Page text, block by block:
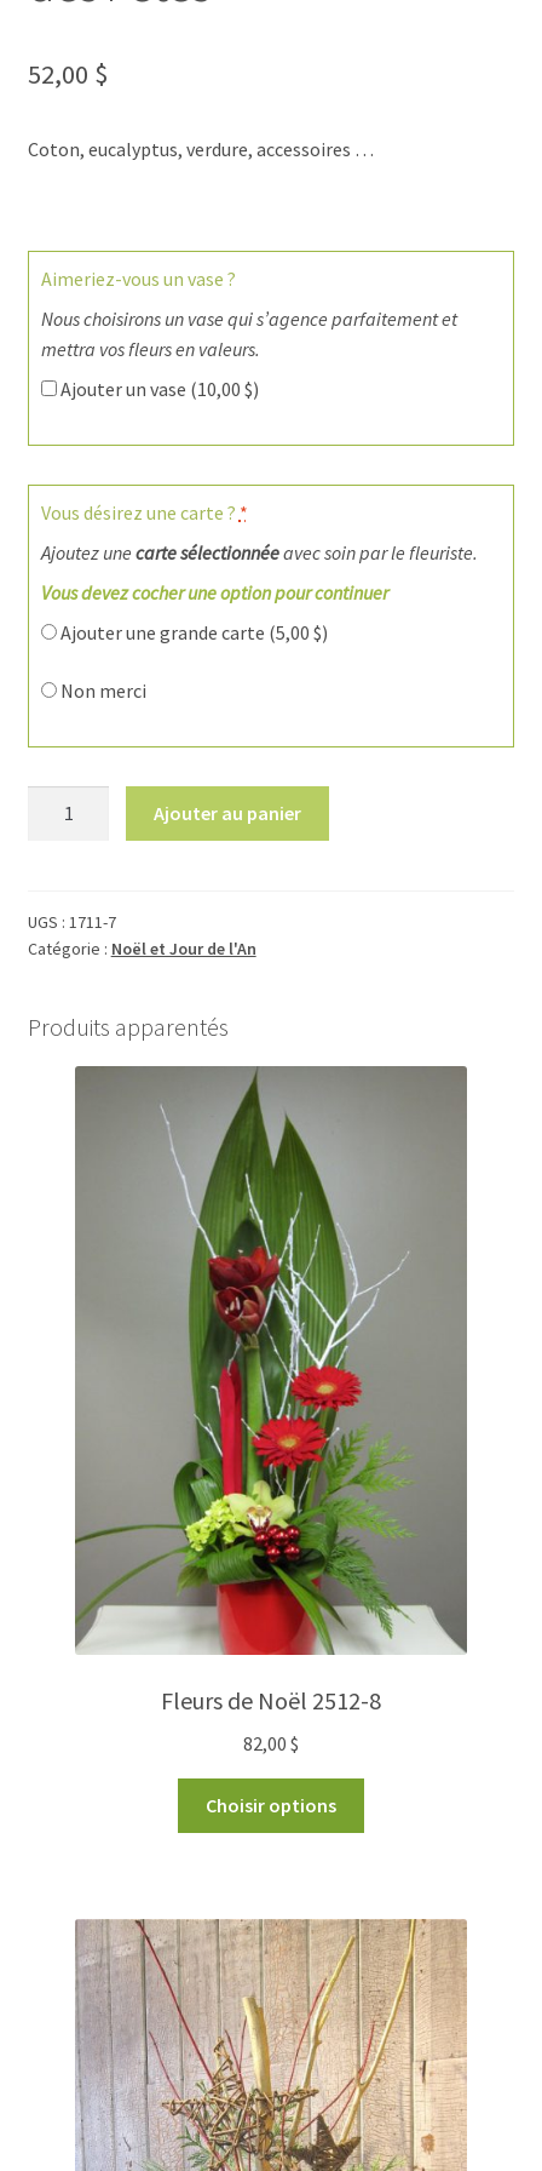
52,00 $
Coton, eucalyptus, verdure, accessoires …
Aimeriez-vous un vase ?
Nous choisirons un vase qui s’agence parfaitement et
mettra vos fleurs en valeurs.
Ajouter un vase (10,00 $)
Vous désirez une carte ? *
Ajoutez une carte sélectionnéeavec soin par le fleuriste.
Vous devez cocher une option pour continuer
Ajouter une grande carte (5,00 $)
Non merci
Bouquet
esprit
Ajouter au panier
UGS : 1711-7
Catégorie : Noël et Jour de l'An
Produits apparentés
Fleurs de Noël 2512-8
82,00 $
Choisir options